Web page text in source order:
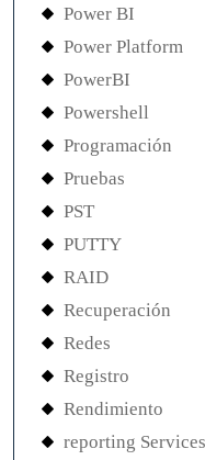
Power BI
Power Platform
PowerBI
Powershell
Programación
Pruebas
PST
PUTTY
RAID
Recuperación
Redes
Registro
Rendimiento
reporting Services